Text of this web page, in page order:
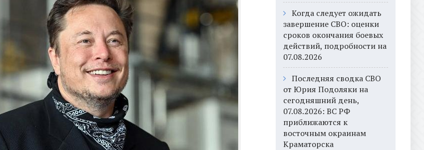
Когда следует ожидать
завершение СВО: оценки
сроков окончания боевых
действий, подробности на
07.08.2026
Последняя сводка СВО
от Юрия Подоляки на
сегодняшний день,
07.08.2026: ВС РФ
приближаются к
восточным окраинам
Краматорска